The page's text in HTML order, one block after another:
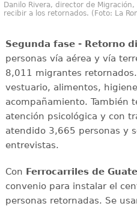
Danilo Rivera, director de
recibir a los retornados. (Foto: La
Segunda fase - Retorno
personas vía aérea y vía
8,011 migrantes
vestuario, alimentos,
acompañamiento. También
atención psicológica y con
atendido 3,665 personas y
entrevistas.
Con Ferrocarriles de
convenio para instalar el
personas retornadas. Se